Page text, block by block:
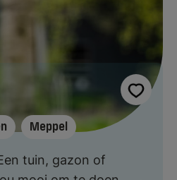
Meppel
tuin, gazon of